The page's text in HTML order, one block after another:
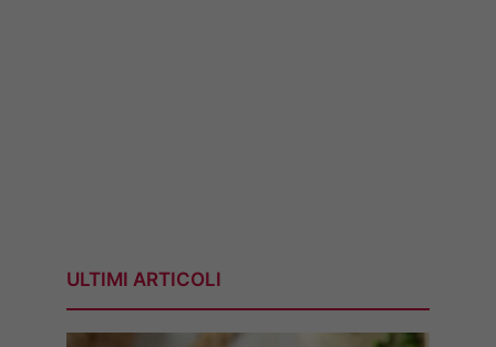
ULTIMI ARTICOLI